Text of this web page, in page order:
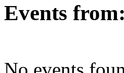
Events